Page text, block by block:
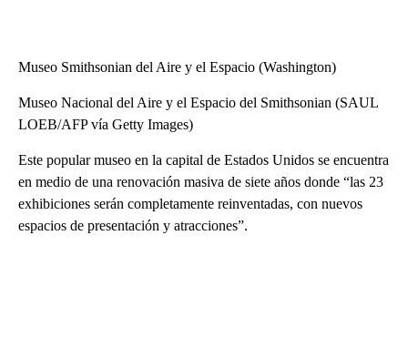
Museo Smithsonian del Aire y el Espacio (Washington)
Museo Nacional del Aire y el Espacio del Smithsonian (SAUL
LOEB/AFP vía Getty Images)
Este popular museo en la capital de Estados Unidos se encuentra
en medio de una renovación masiva de siete años donde “las 23
exhibiciones serán completamente reinventadas, con nuevos
espacios de presentación y atracciones”.